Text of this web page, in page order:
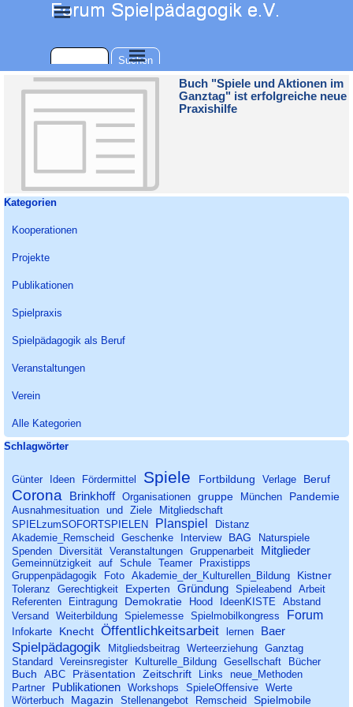
Direkt zum Seiteninhalt
Menü überspringen
Menü überspringen
Suchen
Buch "Spiele und Aktionen im
Ganztag" ist erfolgreiche neue
Praxishilfe
Block überspringen Kategorien
Kategorien
Kooperationen
Projekte
Publikationen
Spielpraxis
Spielpädagogik als Beruf
Veranstaltungen
Verein
Alle Kategorien
Block überspringen Schlagwörter
Schlagwörter
Günter Ideen Fördermittel Spiele Fortbildung Verlage Beruf
Corona Brinkhoff Organisationen gruppe München Pandemie
Ausnahmesituation und Ziele
Mitgliedschaft
SPIELzumSOFORTSPIELEN
Planspiel
Distanz
Akademie_Remscheid
Geschenke Interview BAG
Naturspiele
Spenden
Diversität Veranstaltungen Gruppenarbeit Mitglieder
Gemeinnützigkeit auf Schule Teamer
Praxistipps
Gruppenpädagogik
Foto Akademie_der_Kulturellen_Bildung Kistner
Toleranz Gerechtigkeit Experten Gründung Spieleabend
Arbeit
Referenten
Eintragung Demokratie Hood IdeenKISTE
Abstand
Versand
Weiterbildung Spielemesse Spielmobilkongress Forum
Infokarte Knecht Öffentlichkeitsarbeit lernen Baer
Spielpädagogik Mitgliedsbeitrag Werteerziehung Ganztag
Standard
Vereinsregister Kulturelle_Bildung Gesellschaft Bücher
Buch ABC Präsentation Zeitschrift Links
neue_Methoden
Partner
Publikationen Workshops SpieleOffensive Werte
Wörterbuch
Magazin Stellenangebot Remscheid Spielmobile